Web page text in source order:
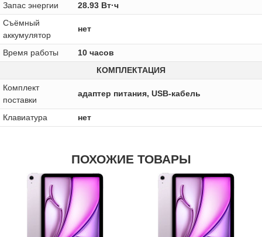
Запас энергии
28.93 Вт·ч
Cъёмный
аккумулятор
нет
Время работы
10 часов
КОМПЛЕКТАЦИЯ
Комплект
поставки
адаптер питания, USB-кабель
Клавиатура нет
ПОХОЖИЕ ТОВАРЫ